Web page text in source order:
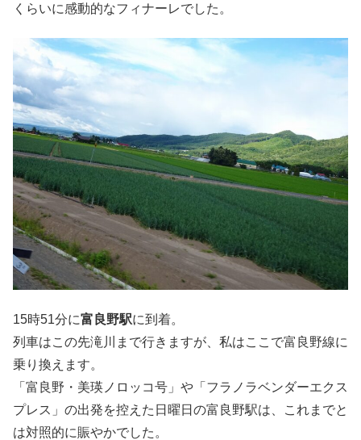
くらいに感動的なフィナーレでした。
15時51分に富良野駅に到着。
列車はこの先滝川まで行きますが、私はここで富良野線に
乗り換えます。
「富良野・美瑛ノロッコ号」や「フラノラベンダーエクス
プレス」の出発を控えた日曜日の富良野駅は、これまでと
は対照的に賑やかでした。